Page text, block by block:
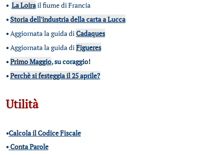
• La Loirail fiume di Francia
•Storia dell'industria della carta a Lucca
•Aggiornata la guida diCadaques
•Aggiornata la guida diFigueres
•Primo Maggio, su coraggio!
•Perchè si festeggia il 25 aprile?
Utilità
•Calcola il Codice Fiscale
•Conta Parole